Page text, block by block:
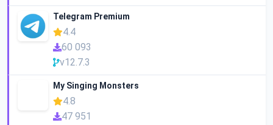
Telegram Premium
4.4
60 093
v12.7.3
My Singing Monsters
4.8
47 951